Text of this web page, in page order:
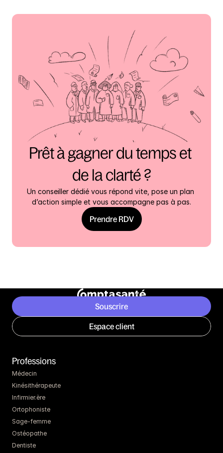
Prêt à gagner du temps et
de la clarté ?
Un conseiller dédié vous répond vite, pose un plan
d’action simple et vous accompagne pas à pas.
Prendre RDV
Souscrire
Espace client
Professions
Médecin
Kinésithérapeute
Infirmier.ère
Ortophoniste
Sage-femme
Ostéopathe
Dentiste